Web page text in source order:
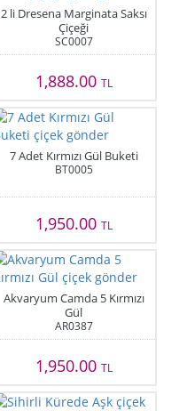
2 li Dresena Marginata Saksı
Çiçeği
SC0007
1,888.00 TL
7 Adet Kırmızı Gül Buketi
BT0005
1,950.00 TL
Akvaryum Camda 5 Kırmızı
Gül
AR0387
1,950.00 TL